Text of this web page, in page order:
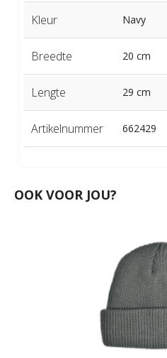
Kleur Navy
Breedte 20 cm
Lengte 29 cm
Artikelnummer 662429
OOK VOOR JOU?